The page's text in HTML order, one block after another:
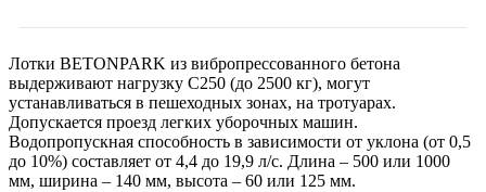
Лотки BETONPARK из вибропрессованного бетона
выдерживают нагрузку С250 (до 2500 кг), могут
устанавливаться в пешеходных зонах, на тротуарах.
Допускается проезд легких уборочных машин.
Водопропускная способность в зависимости от уклона (от 0,5
до 10%) составляет от 4,4 до 19,9 л/с. Длина – 500 или 1000
мм, ширина – 140 мм, высота – 60 или 125 мм.